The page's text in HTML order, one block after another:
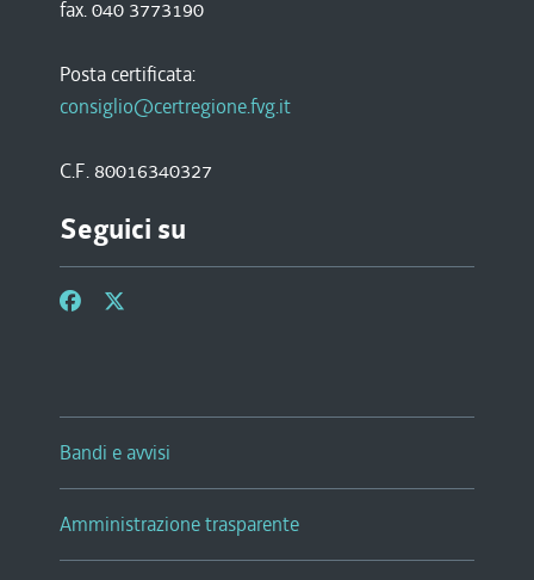
fax. 040 3773190
Posta certificata:
consiglio@certregione.fvg.it
C.F. 80016340327
Seguici su
Bandi e avvisi
Amministrazione trasparente